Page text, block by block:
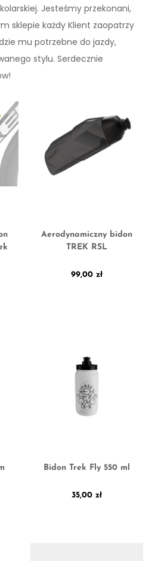
Jesteśmy przekonani,
sklepie każdy Klient zaopatrzy
mu potrzebne do jazdy,
stylu. Serdecznie
Aerodynamiczny bidon
TREK RSL
99,00 zł
Bidon Trek Fly 550 ml
35,00 zł